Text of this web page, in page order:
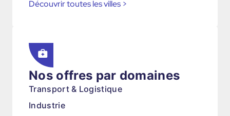
Découvrir toutes les villes >
Nos offres par domaines
Transport & Logistique
Industrie